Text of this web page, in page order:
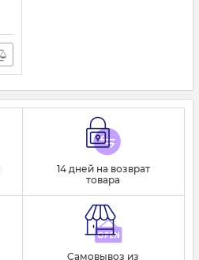
14 дней на возврат
товара
Самовывоз из